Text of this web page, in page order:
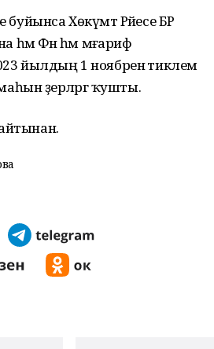
Хөкүмәт Рәйесе БР
һәм Фән һәм мәғариф
йылдың 1 ноябренә тиклем
әҙерләргә ҡушты.